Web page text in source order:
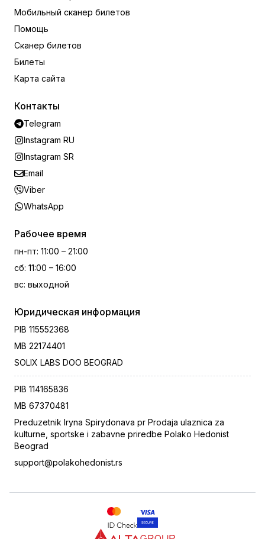
Мобильный сканер билетов
Помощь
Сканер билетов
Билеты
Карта сайта
Контакты
Telegram
Instagram RU
Instagram SR
Email
Viber
WhatsApp
Рабочее время
пн-пт: 11:00 – 21:00
сб: 11:00 – 16:00
вс: выходной
Юридическая информация
PIB 115552368
MB 22174401
SOLIX LABS DOO BEOGRAD
PIB 114165836
MB 67370481
Preduzetnik Iryna Spirydonava pr Prodaja ulaznica za
kulturne, sportske i zabavne priredbe Polako Hedonist
Beograd
support@polakohedonist.rs